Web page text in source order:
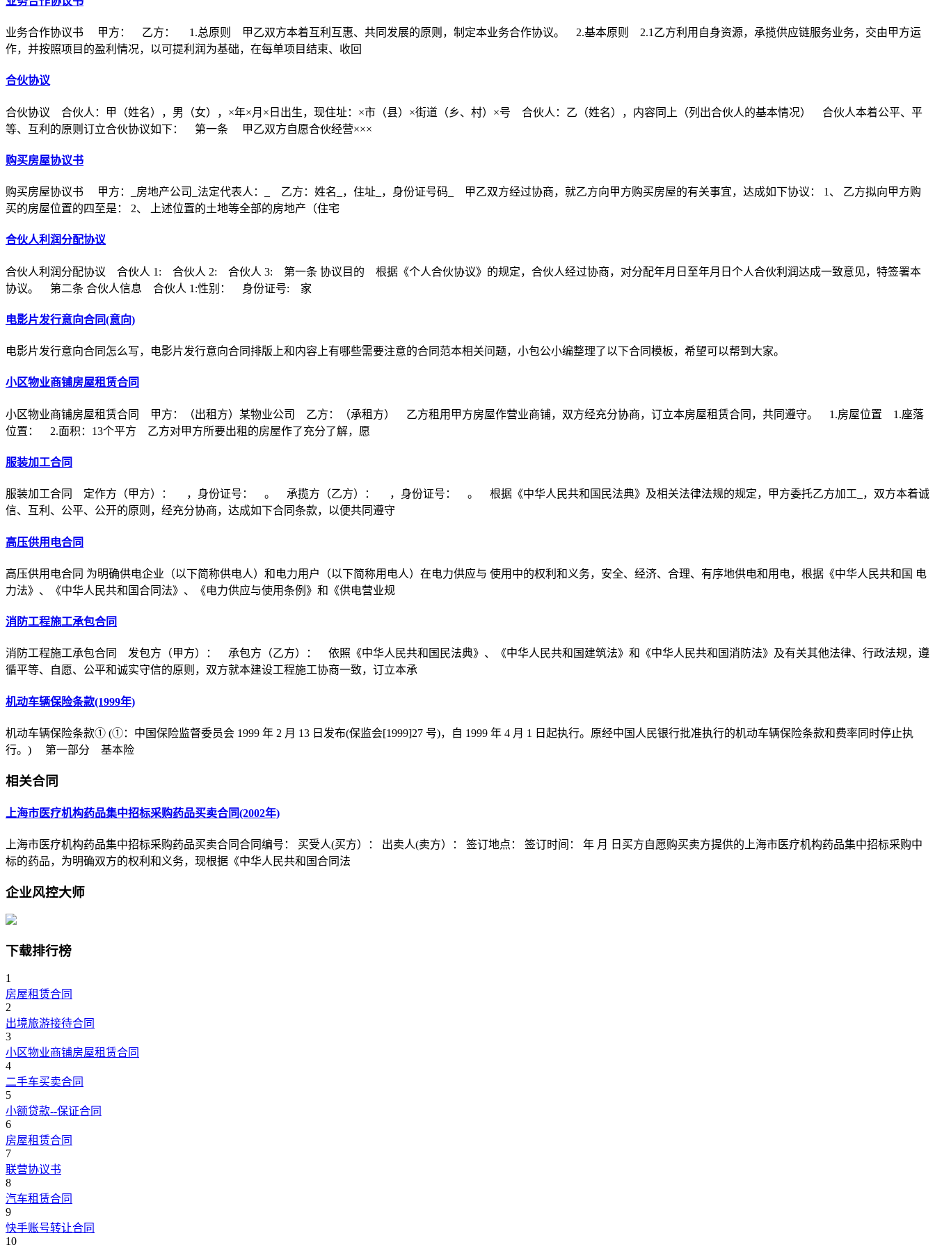
业务合作协议书 甲方： 乙方： 1.总原则 甲乙双方本着互利互惠、共同发展的原则，制定本业务合作协议。 2.基本原则 2.1乙方利用自身资源，承揽供应链服务业务，交由甲方运
作，并按照项目的盈利情况，以可提利润为基础，在每单项目结束、收回
合伙协议
合伙协议 合伙人：甲（姓名），男（女），×年×月×日出生，现住址：×市（县）×街道（乡、村）×号 合伙人：乙（姓名），内容同上（列出合伙人的基本情况） 合伙人本着公平、平
等、互利的原则订立合伙协议如下： 第一条 甲乙双方自愿合伙经营×××
购买房屋协议书
购买房屋协议书 甲方：_房地产公司_法定代表人：_ 乙方：姓名_，住址_，身份证号码_ 甲乙双方经过协商，就乙方向甲方购买房屋的有关事宜，达成如下协议： 1、 乙方拟向甲方购
买的房屋位置的四至是： 2、 上述位置的土地等全部的房地产（住宅
合伙人利润分配协议
合伙人利润分配协议 合伙人 1: 合伙人 2: 合伙人 3: 第一条 协议目的 根据《个人合伙协议》的规定，合伙人经过协商，对分配年月日至年月日个人合伙利润达成一致意见，特签署本
协议。 第二条 合伙人信息 合伙人 1:性别： 身份证号: 家
电影片发行意向合同(意向)
电影片发行意向合同怎么写，电影片发行意向合同排版上和内容上有哪些需要注意的合同范本相关问题，小包公小编整理了以下合同模板，希望可以帮到大家。
小区物业商铺房屋租赁合同
小区物业商铺房屋租赁合同 甲方：（出租方）某物业公司 乙方：（承租方） 乙方租用甲方房屋作营业商铺，双方经充分协商，订立本房屋租赁合同，共同遵守。 1.房屋位置 1.座落
位置： 2.面积：13个平方 乙方对甲方所要出租的房屋作了充分了解，愿
服装加工合同
服装加工合同 定作方（甲方）： ，身份证号： 。 承揽方（乙方）： ，身份证号： 。 根据《中华人民共和国民法典》及相关法律法规的规定，甲方委托乙方加工_，双方本着诚
信、互利、公平、公开的原则，经充分协商，达成如下合同条款，以便共同遵守
高压供用电合同
高压供用电合同 为明确供电企业（以下简称供电人）和电力用户（以下简称用电人）在电力供应与 使用中的权利和义务，安全、经济、合理、有序地供电和用电，根据《中华人民共和国 电
力法》、《中华人民共和国合同法》、《电力供应与使用条例》和《供电营业规
消防工程施工承包合同
消防工程施工承包合同 发包方（甲方）： 承包方（乙方）： 依照《中华人民共和国民法典》、《中华人民共和国建筑法》和《中华人民共和国消防法》及有关其他法律、行政法规，遵
循平等、自愿、公平和诚实守信的原则，双方就本建设工程施工协商一致，订立本承
机动车辆保险条款(1999年)
机动车辆保险条款① (①：中国保险监督委员会 1999 年 2 月 13 日发布(保监会[1999]27 号)，自 1999 年 4 月 1 日起执行。原经中国人民银行批准执行的机动车辆保险条款和费率同时停止执
行。) 第一部分 基本险
相关合同
上海市医疗机构药品集中招标采购药品买卖合同(2002年)
上海市医疗机构药品集中招标采购药品买卖合同合同编号： 买受人(买方）： 出卖人(卖方）： 签订地点： 签订时间： 年 月 日买方自愿购买卖方提供的上海市医疗机构药品集中招标采购中
标的药品，为明确双方的权利和义务，现根据《中华人民共和国合同法
企业风控大师
下载排行榜
1
房屋租赁合同
2
出境旅游接待合同
3
小区物业商铺房屋租赁合同
4
二手车买卖合同
5
小额贷款--保证合同
6
房屋租赁合同
7
联营协议书
8
汽车租赁合同
9
快手账号转让合同
10